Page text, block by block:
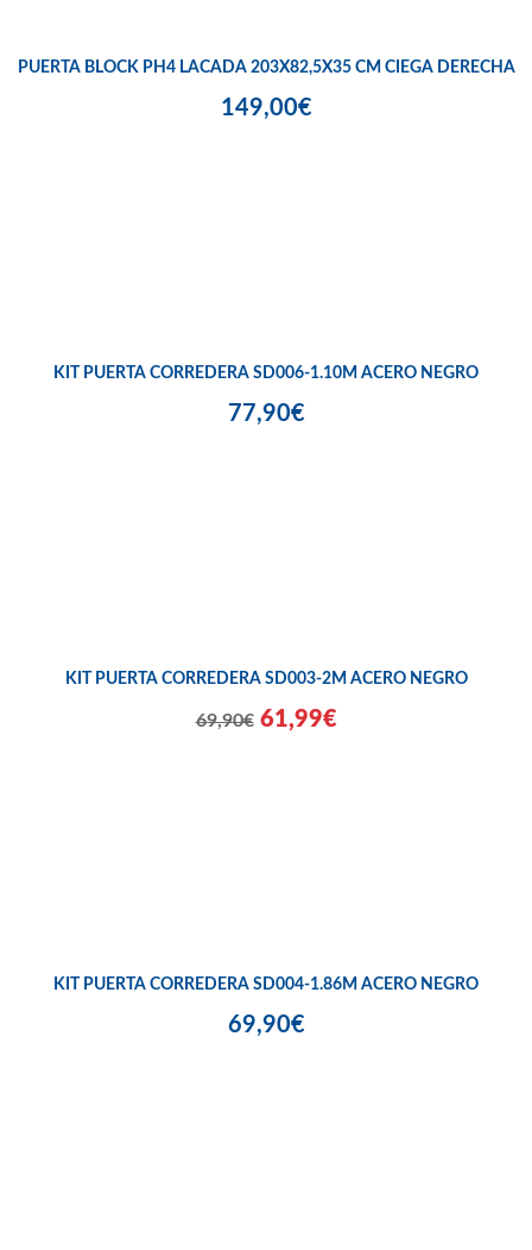
PUERTA BLOCK PH4 LACADA 203X82,5X35 CM CIEGA DERECHA
149,00€
KIT PUERTA CORREDERA SD006-1.10M ACERO NEGRO
77,90€
KIT PUERTA CORREDERA SD003-2M ACERO NEGRO
69,90€ 61,99€
KIT PUERTA CORREDERA SD004-1.86M ACERO NEGRO
69,90€